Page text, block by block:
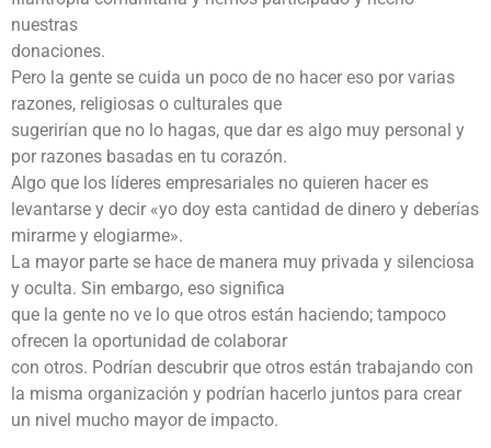
nuestras
donaciones.
Pero la gente se cuida un poco de no hacer eso por varias
razones, religiosas o culturales que
sugerirían que no lo hagas, que dar es algo muy personal y
por razones basadas en tu corazón.
Algo que los líderes empresariales no quieren hacer es
levantarse y decir «yo doy esta cantidad de dinero y deberías
mirarme y elogiarme».
La mayor parte se hace de manera muy privada y silenciosa
y oculta. Sin embargo, eso significa
que la gente no ve lo que otros están haciendo; tampoco
ofrecen la oportunidad de colaborar
con otros. Podrían descubrir que otros están trabajando con
la misma organización y podrían hacerlo juntos para crear
un nivel mucho mayor de impacto.